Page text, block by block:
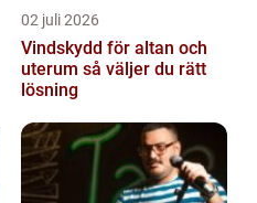
02 juli 2026
Vindskydd för altan och
uterum så väljer du rätt
lösning